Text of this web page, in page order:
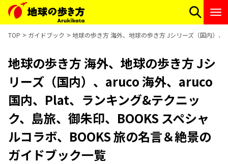
TOP ガイドブック 地球の歩き方 海外、地球の歩き方 Jシリーズ（国内）
地球の歩き方 海外、地球の歩き方 Jシ
リーズ（国内）、aruco 海外、aruco
国内、Plat、ランキング&テクニッ
ク、島旅、御朱印、BOOKS スペシャ
ルコラボ、BOOKS 旅の名言＆絶景の
ガイドブック一覧